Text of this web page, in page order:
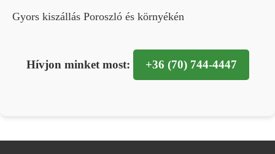
Gyors kiszállás Poroszló és környékén
Hívjon minket most: +36 (70) 744-4447